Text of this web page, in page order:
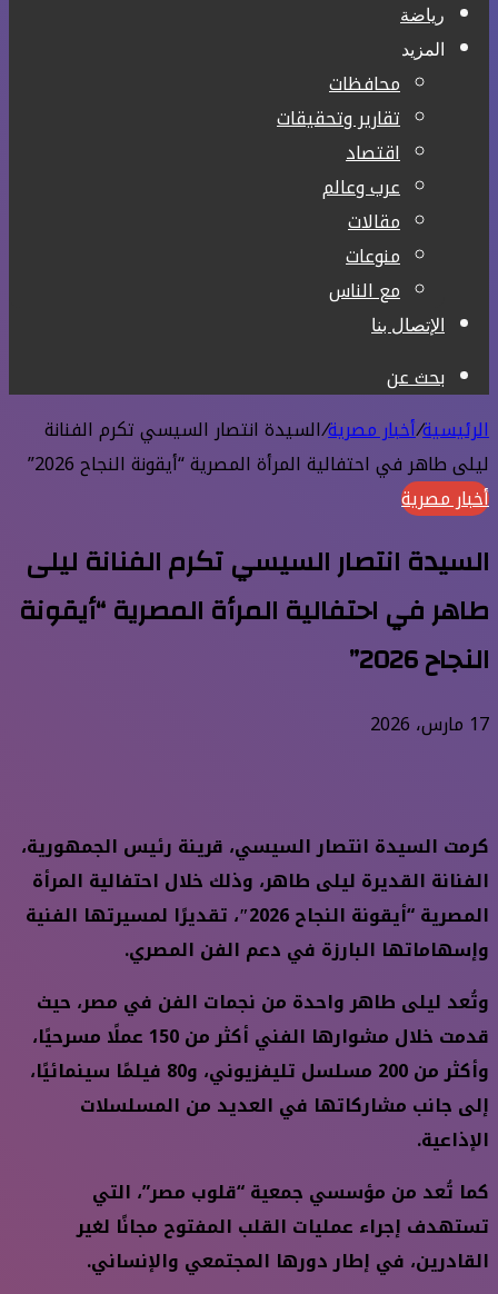
رياضة
المزيد
محافظات
تقارير وتحقيقات
اقتصاد
عرب وعالم
مقالات
منوعات
مع الناس
الإتصال بنا
بحث عن
الرئيسية/أخبار مصرية/السيدة انتصار السيسي تكرم الفنانة
ليلى طاهر في احتفالية المرأة المصرية “أيقونة النجاح 2026”
أخبار مصرية
السيدة انتصار السيسي تكرم الفنانة ليلى
طاهر في احتفالية المرأة المصرية “أيقونة
النجاح 2026”
17 مارس، 2026
كرمت السيدة انتصار السيسي، قرينة رئيس الجمهورية،
الفنانة القديرة ليلى طاهر، وذلك خلال احتفالية المرأة
المصرية “أيقونة النجاح 2026″، تقديرًا لمسيرتها الفنية
وإسهاماتها البارزة في دعم الفن المصري.
وتُعد ليلى طاهر واحدة من نجمات الفن في مصر، حيث
قدمت خلال مشوارها الفني أكثر من 150 عملًا مسرحيًا،
وأكثر من 200 مسلسل تليفزيوني، و80 فيلمًا سينمائيًا،
إلى جانب مشاركاتها في العديد من المسلسلات
الإذاعية.
كما تُعد من مؤسسي جمعية “قلوب مصر”، التي
تستهدف إجراء عمليات القلب المفتوح مجانًا لغير
القادرين، في إطار دورها المجتمعي والإنساني.